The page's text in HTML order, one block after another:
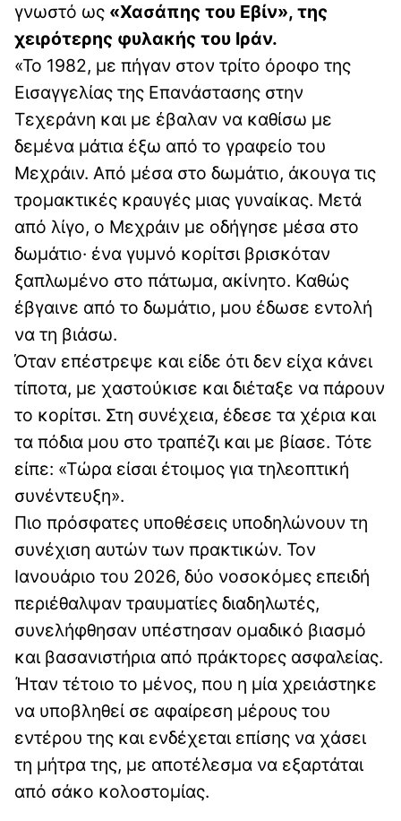
γνωστό ως «Χασάπης του Εβίν», της
χειρότερης φυλακής του Ιράν.
«Το 1982, με πήγαν στον τρίτο όροφο της
Εισαγγελίας της Επανάστασης στην
Τεχεράνη και με έβαλαν να καθίσω με
δεμένα μάτια έξω από το γραφείο του
Μεχράιν. Από μέσα στο δωμάτιο, άκουγα τις
τρομακτικές κραυγές μιας γυναίκας. Μετά
από λίγο, ο Μεχράιν με οδήγησε μέσα στο
δωμάτιο· ένα γυμνό κορίτσι βρισκόταν
ξαπλωμένο στο πάτωμα, ακίνητο. Καθώς
έβγαινε από το δωμάτιο, μου έδωσε εντολή
να τη βιάσω.
Όταν επέστρεψε και είδε ότι δεν είχα κάνει
τίποτα, με χαστούκισε και διέταξε να πάρουν
το κορίτσι. Στη συνέχεια, έδεσε τα χέρια και
τα πόδια μου στο τραπέζι και με βίασε. Τότε
είπε: «Τώρα είσαι έτοιμος για τηλεοπτική
συνέντευξη».
Πιο πρόσφατες υποθέσεις υποδηλώνουν τη
συνέχιση αυτών των πρακτικών. Τον
Ιανουάριο του 2026, δύο νοσοκόμες επειδή
περιέθαλψαν τραυματίες διαδηλωτές,
συνελήφθησαν υπέστησαν ομαδικό βιασμό
και βασανιστήρια από πράκτορες ασφαλείας.
Ήταν τέτοιο το μένος, που η μία χρειάστηκε
να υποβληθεί σε αφαίρεση μέρους του
εντέρου της και ενδέχεται επίσης να χάσει
τη μήτρα της, με αποτέλεσμα να εξαρτάται
από σάκο κολοστομίας.